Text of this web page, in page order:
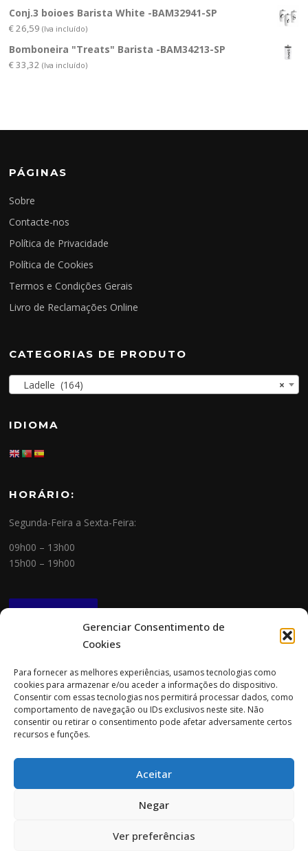
Gerenciar Consentimento de
Cookies
Para fornecer as melhores experiências, usamos tecnologias como
cookies para armazenar e/ou aceder a informações do dispositivo.
Consentir com essas tecnologias nos permitirá processar dados, como
comportamento de navegação ou IDs exclusivos neste site. Não
consentir ou retirar o consentimento pode afetar adversamente certos
recursos e funções.
Aceitar
Negar
Ver preferências
Conj.3 boioes Barista White -BAM32941-SP
€26,59 (Iva incluído)
Bomboneira "Treats" Barista -BAM34213-SP
€33,32 (Iva incluído)
PÁGINAS
Sobre
Contacte-nos
Política de Privacidade
Política de Cookies
Termos e Condições Gerais
Livro de Reclamações Online
CATEGORIAS DE PRODUTO
×
Ladelle (164)
IDIOMA
HORÁRIO:
Segunda-Feira a Sexta-Feira:
09h00 – 13h00
15h00 – 19h00
NEWSLETTER
Morada:
Rua Cidade do Porto 151
4705-085 Braga
Tlm: 919 782 600 (chamada para a rede móvel nacional)